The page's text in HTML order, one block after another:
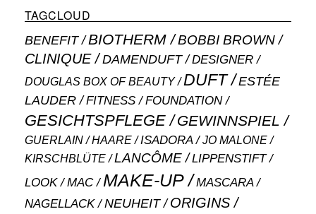
TAGCLOUD
BENEFIT BIOTHERM BOBBI BROWN
CLINIQUE DAMENDUFT DESIGNER
DOUGLAS BOX OF BEAUTY DUFT
ESTÉE
LAUDER
FITNESS FOUNDATION
GESICHTSPFLEGE GEWINNSPIEL
GUERLAIN HAARE ISADORA JO MALONE
KIRSCHBLÜTE LANCÔME LIPPENSTIFT
LOOK MAC MAKE-UP MASCARA
NAGELLACK NEUHEIT ORIGINS